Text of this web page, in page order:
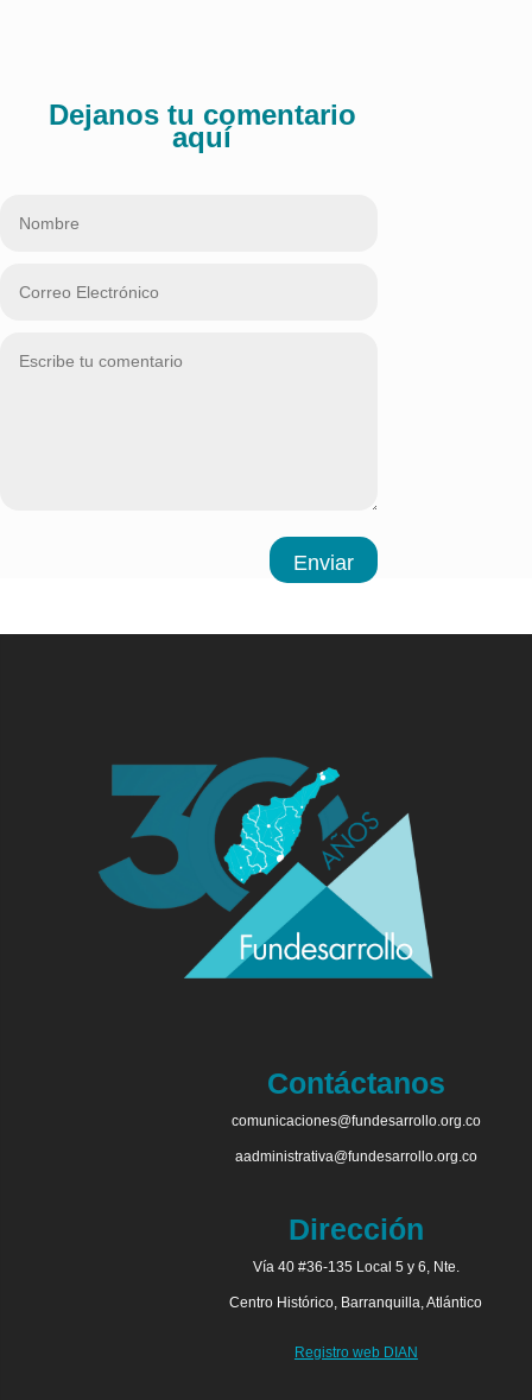
Dejanos tu comentario
aquí
Enviar
Contáctanos
comunicaciones@fundesarrollo.org.co
aadministrativa@fundesarrollo.org.co
Dirección
Vía 40 #36-135 Local 5 y 6, Nte.
Centro Histórico, Barranquilla, Atlántico
Registro web DIAN